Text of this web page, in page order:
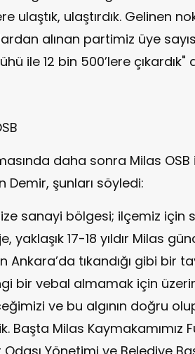
ulaştık, ulaştırdık. Gelinen
alınan partimiz üye
ile 12 bin 500’lere çıkardık"
daha sonra Milas
Demir, şunları söyledi:
sanayi bölgesi; ilçemiz
yaklaşık 17-18 yıldır Milas
Ankara’da tıkandığı gibi bir
bir vebal almamak için
ve bu algının doğru olup
Başta Milas Kaymakamımız